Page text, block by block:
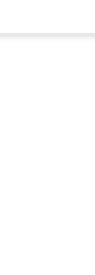
Cùng Con